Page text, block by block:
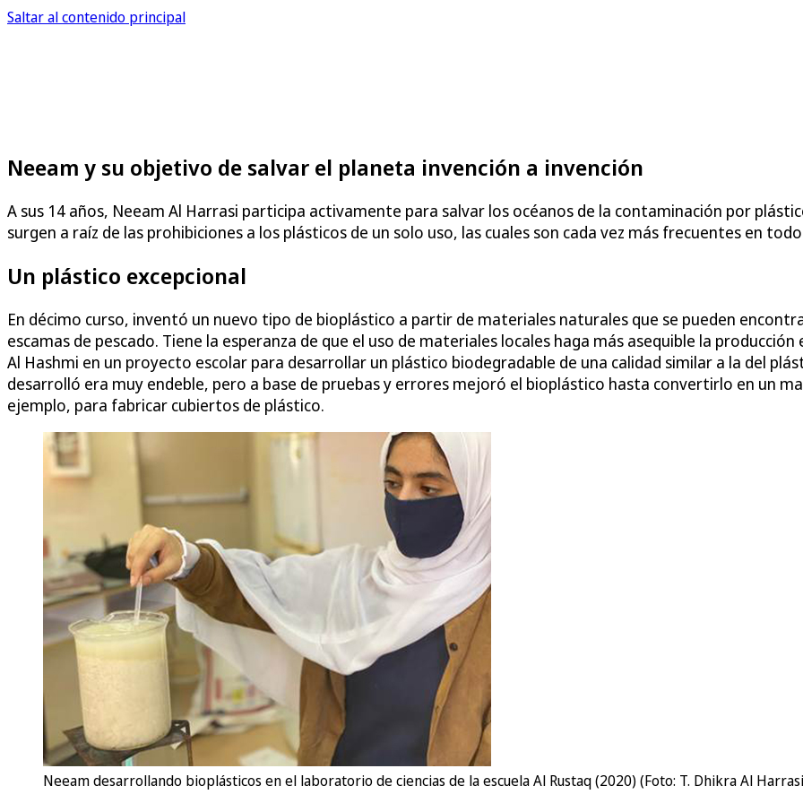
Saltar al contenido principal
Neeam y su objetivo de salvar el planeta invención a invención
A sus 14 años, Neeam Al Harrasi participa activamente para salvar los océanos de la contaminación por
surgen a raíz de las prohibiciones a los plásticos de un solo uso, las cuales son cada vez más frecuentes en
Un plástico excepcional
En décimo curso, inventó un nuevo tipo de bioplástico a partir de materiales naturales que se pueden
escamas de pescado. Tiene la esperanza de que el uso de materiales locales haga más asequible la
Al Hashmi en un proyecto escolar para desarrollar un plástico biodegradable de una calidad similar a la del
desarrolló era muy endeble, pero a base de pruebas y errores mejoró el bioplástico hasta convertirlo en un
ejemplo, para fabricar cubiertos de plástico.
Neeam desarrollando bioplásticos en el laboratorio de ciencias de la escuela Al Rustaq (2020) (Foto: T. Dhikra Al